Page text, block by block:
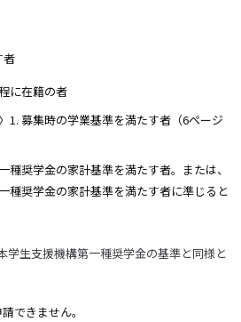
者
に在籍の者
1. 募集時の学業基準を満たす者（6ページ
種奨学金の家計基準を満たす者。または、
種奨学金の家計基準を満たす者に準じると
学生支援機構第一種奨学金の基準と同様と
できません。